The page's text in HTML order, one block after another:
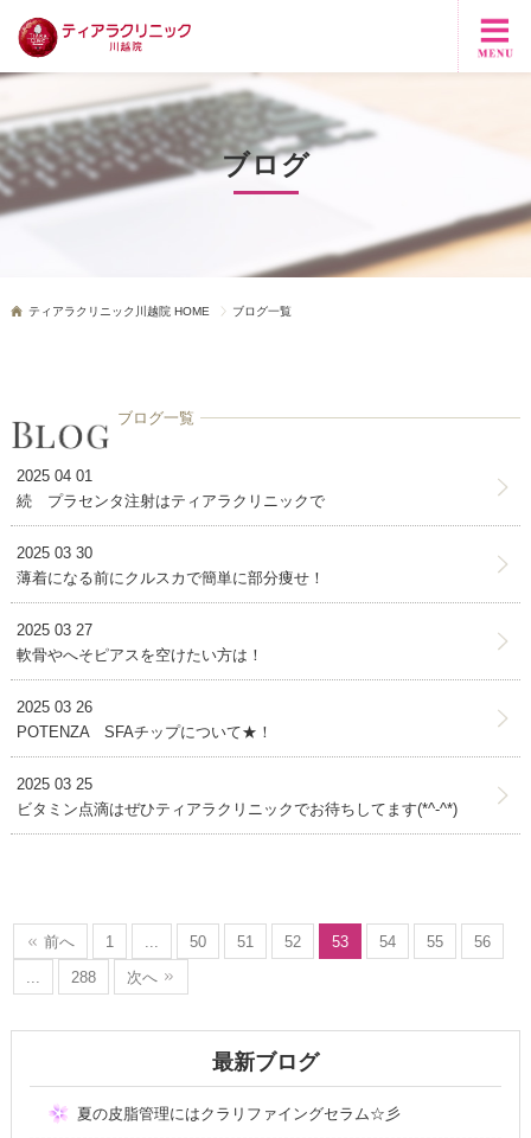
ブログ
ティアラクリニック川越院 HOME ブログ一覧
ブログ一覧
2025 04 01
続 プラセンタ注射はティアラクリニックで
2025 03 30
薄着になる前にクルスカで簡単に部分痩せ！
2025 03 27
軟骨やへそピアスを空けたい方は！
2025 03 26
POTENZA SFAチップについて★！
2025 03 25
ビタミン点滴はぜひティアラクリニックでお待ちしてます(*^-^*)
前へ 1 50 51 52 53 54 55
56
288 次へ
最新ブログ
夏の皮脂管理にはクラリファイングセラム☆彡